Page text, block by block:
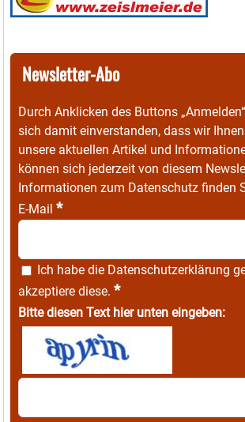
Newsletter-Abo
Durch Anklicken des Buttons
sich damit einverstanden, dass wir
unsere aktuellen Artikel und
können sich jederzeit von diesem
Informationen zum Datenschutz finden
E-Mail *
Ich habe die Datenschutzerklärung
akzeptiere diese. *
Bitte diesen Text hier unten eingeben: